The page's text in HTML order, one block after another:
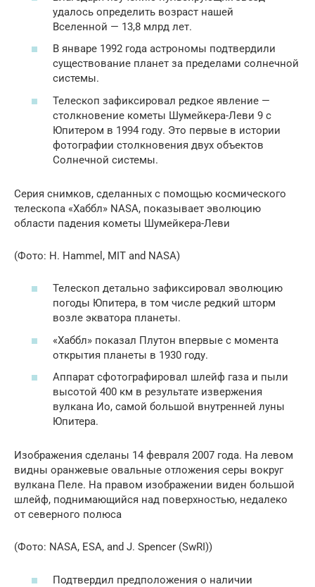
удалось определить возраст нашей
Вселенной — 13,8 млрд лет.
В январе 1992 года астрономы подтвердили
существование планет за пределами солнечной
системы.
Телескоп зафиксировал редкое явление —
столкновение кометы Шумейкера-Леви 9 с
Юпитером в 1994 году. Это первые в истории
фотографии столкновения двух объектов
Солнечной системы.
Серия снимков, сделанных с помощью космического
телескопа «Хаббл» NASA, показывает эволюцию
области падения кометы Шумейкера-Леви
(Фото: H. Hammel, MIT and NASA)
Телескоп детально зафиксировал эволюцию
погоды Юпитера, в том числе редкий шторм
возле экватора планеты.
«Хаббл» показал Плутон впервые с момента
открытия планеты в 1930 году.
Аппарат сфотографировал шлейф газа и пыли
высотой 400 км в результате извержения
вулкана Ио, самой большой внутренней луны
Юпитера.
Изображения сделаны 14 февраля 2007 года. На левом
видны оранжевые овальные отложения серы вокруг
вулкана Пеле. На правом изображении виден большой
шлейф, поднимающийся над поверхностью, недалеко
от северного полюса
(Фото: NASA, ESA, and J. Spencer (SwRI))
Подтвердил предположения о наличии